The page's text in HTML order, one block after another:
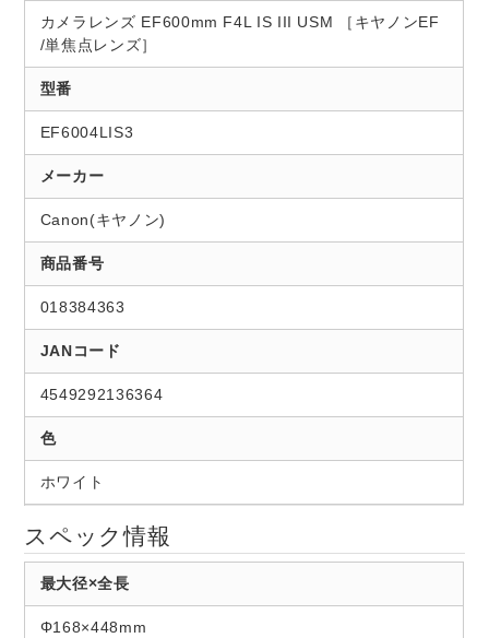
カメラレンズ EF600mm F4L IS III USM ［キヤノンEF
/単焦点レンズ］
型番
EF6004LIS3
メーカー
Canon(キヤノン)
商品番号
018384363
JANコード
4549292136364
色
ホワイト
スペック情報
最大径×全長
Φ168×448mm